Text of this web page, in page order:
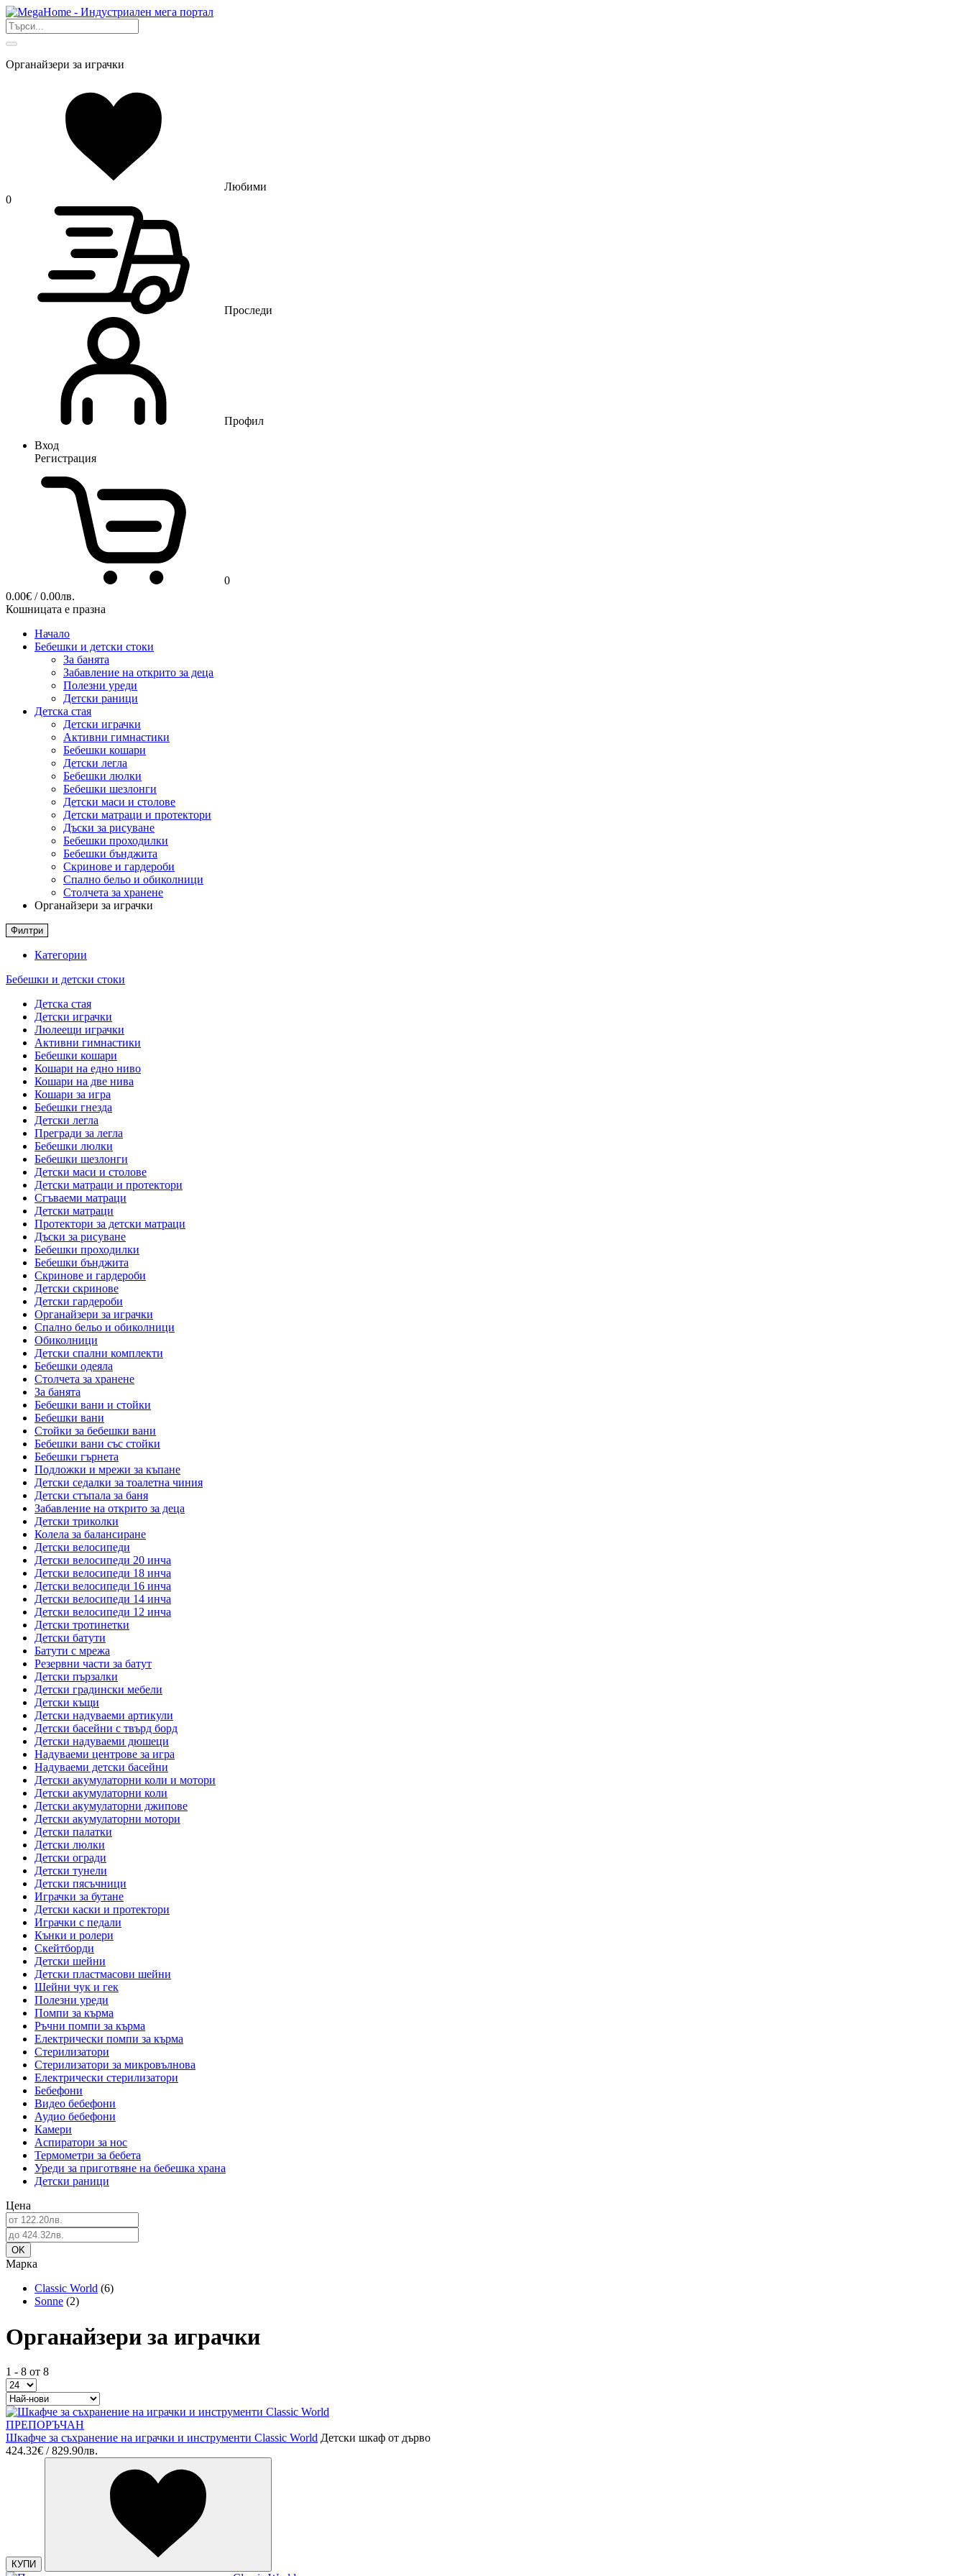
Органайзери за играчки
Любими
0
Проследи
Профил
Вход
Регистрация
0
0.00€ / 0.00лв.
Кошницата е празна
Начало
Бебешки и детски стоки
За банята
Забавление на открито за деца
Полезни уреди
Детски раници
Детска стая
Детски играчки
Активни гимнастики
Бебешки кошари
Детски легла
Бебешки люлки
Бебешки шезлонги
Детски маси и столове
Детски матраци и протектори
Дъски за рисуване
Бебешки проходилки
Бебешки бънджита
Скринове и гардероби
Спално бельо и обиколници
Столчета за хранене
Органайзери за играчки
Филтри
Категории
Бебешки и детски стоки
Детска стая
Детски играчки
Люлеещи играчки
Активни гимнастики
Бебешки кошари
Кошари на едно ниво
Кошари на две нива
Кошари за игра
Бебешки гнезда
Детски легла
Прегради за легла
Бебешки люлки
Бебешки шезлонги
Детски маси и столове
Детски матраци и протектори
Сгъваеми матраци
Детски матраци
Протектори за детски матраци
Дъски за рисуване
Бебешки проходилки
Бебешки бънджита
Скринове и гардероби
Детски скринове
Детски гардероби
Органайзери за играчки
Спално бельо и обиколници
Обиколници
Детски спални комплекти
Бебешки одеяла
Столчета за хранене
За банята
Бебешки вани и стойки
Бебешки вани
Стойки за бебешки вани
Бебешки вани със стойки
Бебешки гърнета
Подложки и мрежи за къпане
Детски седалки за тоалетна чиния
Детски стъпала за баня
Забавление на открито за деца
Детски триколки
Колела за балансиране
Детски велосипеди
Детски велосипеди 20 инча
Детски велосипеди 18 инча
Детски велосипеди 16 инча
Детски велосипеди 14 инча
Детски велосипеди 12 инча
Детски тротинетки
Детски батути
Батути с мрежа
Резервни части за батут
Детски пързалки
Детски градински мебели
Детски къщи
Детски надуваеми артикули
Детски басейни с твърд борд
Детски надуваеми дюшеци
Надуваеми центрове за игра
Надуваеми детски басейни
Детски акумулаторни коли и мотори
Детски акумулаторни коли
Детски акумулаторни джипове
Детски акумулаторни мотори
Детски палатки
Детски люлки
Детски огради
Детски тунели
Детски пясъчници
Играчки за бутане
Детски каски и протектори
Играчки с педали
Кънки и ролери
Скейтборди
Детски шейни
Детски пластмасови шейни
Шейни чук и гек
Полезни уреди
Помпи за кърма
Ръчни помпи за кърма
Електрически помпи за кърма
Стерилизатори
Стерилизатори за микровълнова
Електрически стерилизатори
Бебефони
Видео бебефони
Аудио бебефони
Камери
Аспиратори за нос
Термометри за бебета
Уреди за приготвяне на бебешка храна
Детски раници
Цена
Марка
Classic World (6)
Sonne (2)
Органайзери за играчки
1 - 8 от 8
ПРЕПОРЪЧАН
Шкафче за съхранение на играчки и инструменти Classic World Детски шкаф от дърво
424.32€ / 829.90лв.
КУПИ